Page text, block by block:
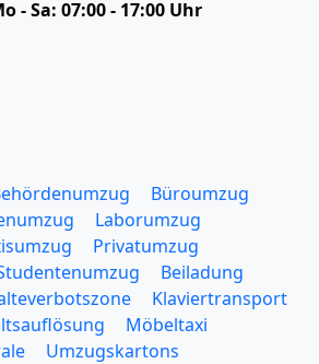
- Sa: 07:00 - 17:00 Uhr
Büroumzug
Laborumzug
Privatumzug
Beiladung
Klaviertransport
Möbeltaxi
Umzugskartons